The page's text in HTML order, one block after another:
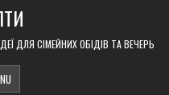
ДЛЯ СІМЕЙНИХ ОБІДІВ ТА ВЕЧЕРЬ